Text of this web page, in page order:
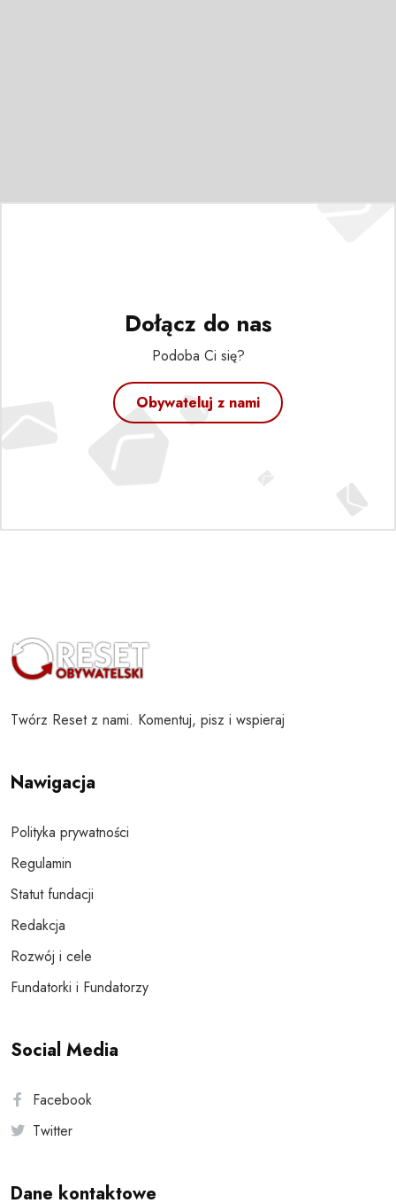
Dołącz do nas
Podoba Ci się?
Obywateluj z nami
Twórz Reset z nami. Komentuj, pisz i wspieraj
Nawigacja
Polityka prywatności
Regulamin
Statut fundacji
Redakcja
Rozwój i cele
Fundatorki i Fundatorzy
Social Media
Facebook
Twitter
Dane kontaktowe